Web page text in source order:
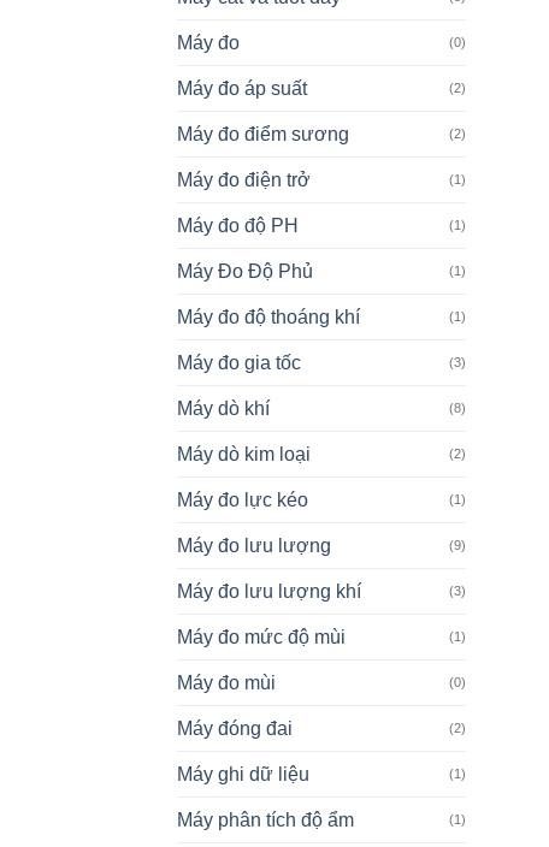
Máy đo (0)
Máy đo áp suất (2)
Máy đo điểm sương (2)
Máy đo điện trở (1)
Máy đo độ PH (1)
Máy Đo Độ Phủ (1)
Máy đo độ thoáng khí (1)
Máy đo gia tốc (3)
Máy dò khí (8)
Máy dò kim loại (2)
Máy đo lực kéo (1)
Máy đo lưu lượng (9)
Máy đo lưu lượng khí (3)
Máy đo mức độ mùi (1)
Máy đo mùi (0)
Máy đóng đai (2)
Máy ghi dữ liệu (1)
Máy phân tích độ ẩm (1)